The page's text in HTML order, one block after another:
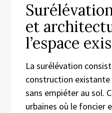
et
l’espace
La surélévation
construction existante
sans empiéter au sol.
urbaines où le foncier